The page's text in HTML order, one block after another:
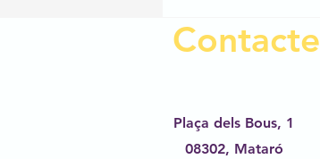
Contacte
Plaça dels Bous, 1
08302, Mataró